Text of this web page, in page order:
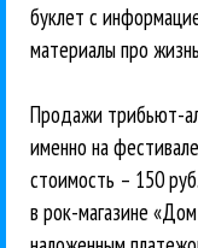
буклет с
материалы про
Продажи трибьют-
именно на
стоимость – 150
в рок-магазине